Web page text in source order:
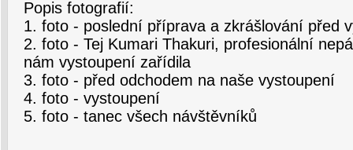
Popis fotografií:
1. foto - poslední příprava a zkrášlování před
2. foto - Tej Kumari Thakuri, profesionální
nám vystoupení zařídila
3. foto - před odchodem na naše vystoupení
4. foto - vystoupení
5. foto - tanec všech návštěvníků